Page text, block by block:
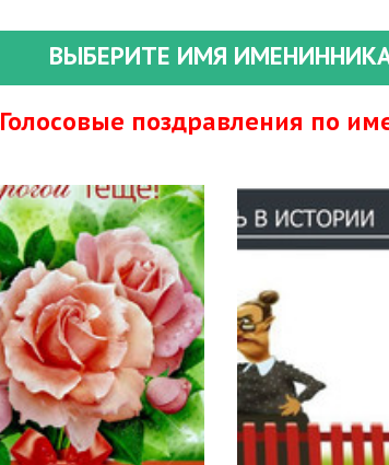
ВЫБЕРИТЕ ИМЯ
Голосовые поздравления по